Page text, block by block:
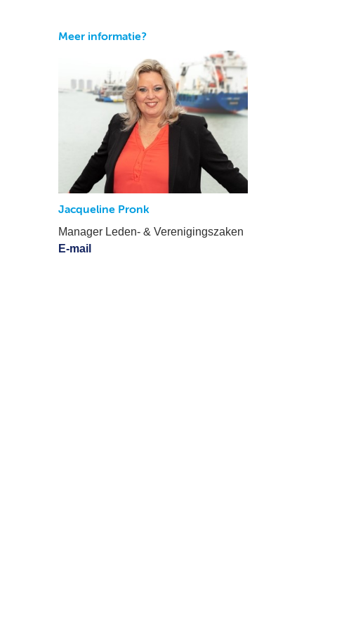
Meer informatie?
Jacqueline Pronk
Manager Leden- & Verenigingszaken
E-mail